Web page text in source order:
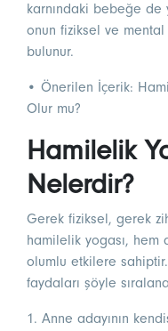
karnındaki bebeğe de
onun fiziksel ve
bulunur.
• Önerilen İçerik:
Olur mu?
Hamilelik
Nelerdir?
Gerek fiziksel, gerek
hamilelik yogası, hem
olumlu etkilere
faydaları şöyle
1. Anne adayının